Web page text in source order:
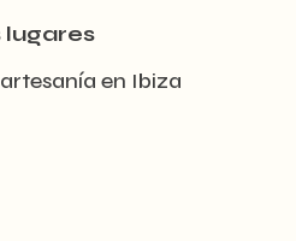
lugares
en Ibiza